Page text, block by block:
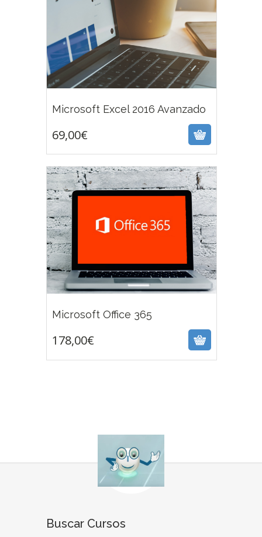
Microsoft Excel 2016 Avanzado
69,00€
69,00€
Microsoft Office 365
178,00€
178,00€
Buscar Cursos